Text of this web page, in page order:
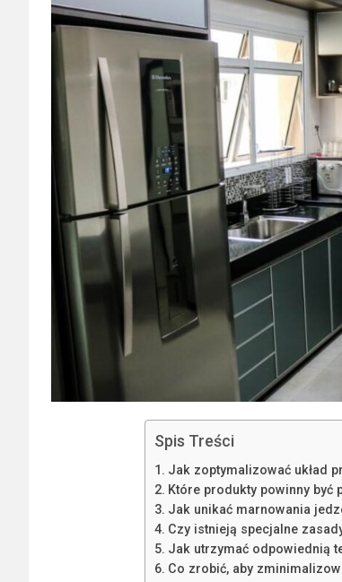
Spis Treści
Jak zoptymalizować układ
Które produkty powinny być
Jak unikać marnowania
Czy istnieją specjalne
Jak utrzymać odpowiednią
Co zrobić, aby